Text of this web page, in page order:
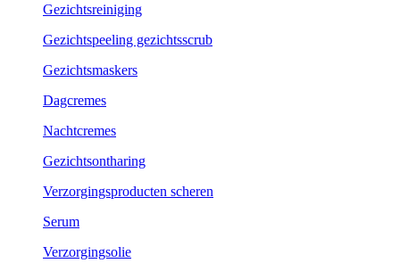
Gezichtsreiniging
Gezichtspeeling gezichtsscrub
Gezichtsmaskers
Dagcremes
Nachtcremes
Gezichtsontharing
Verzorgingsproducten scheren
Serum
Verzorgingsolie